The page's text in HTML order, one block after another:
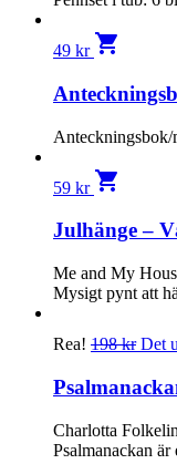
49 kr shopping_cart
Anteckningsbok/
59 kr shopping_cart
Julhänge –
Me and My
Mysigt pynt att
Rea! 198kr Det
Charlotta
Psalmanackan